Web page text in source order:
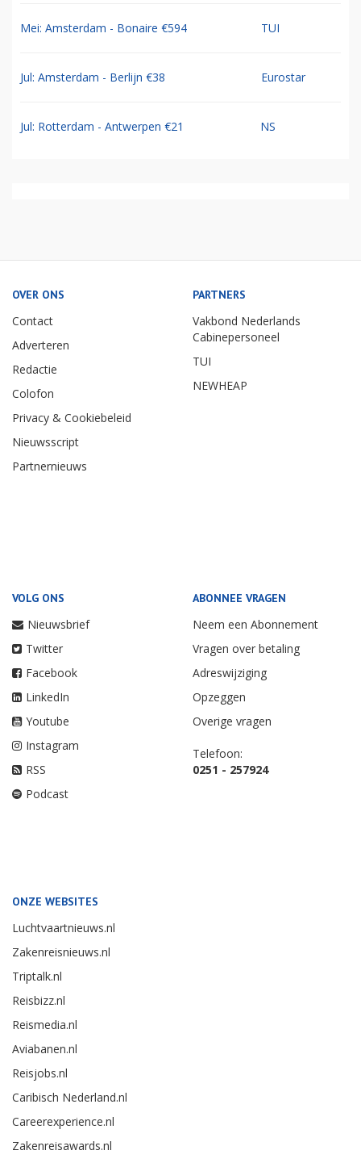
Mei: Amsterdam - Bonaire €594 TUI
Jul: Amsterdam - Berlijn €38 Eurostar
Jul: Rotterdam - Antwerpen €21 NS
OVER ONS
Contact
Adverteren
Redactie
Colofon
Privacy & Cookiebeleid
Nieuwsscript
Partnernieuws
PARTNERS
Vakbond Nederlands
Cabinepersoneel
TUI
NEWHEAP
VOLG ONS
Nieuwsbrief
Twitter
Facebook
LinkedIn
Youtube
Instagram
RSS
Podcast
ABONNEE VRAGEN
Neem een Abonnement
Vragen over betaling
Adreswijziging
Opzeggen
Overige vragen
Telefoon:
0251 - 257924
ONZE WEBSITES
Luchtvaartnieuws.nl
Zakenreisnieuws.nl
Triptalk.nl
Reisbizz.nl
Reismedia.nl
Aviabanen.nl
Reisjobs.nl
Caribisch Nederland.nl
Careerexperience.nl
Zakenreisawards.nl